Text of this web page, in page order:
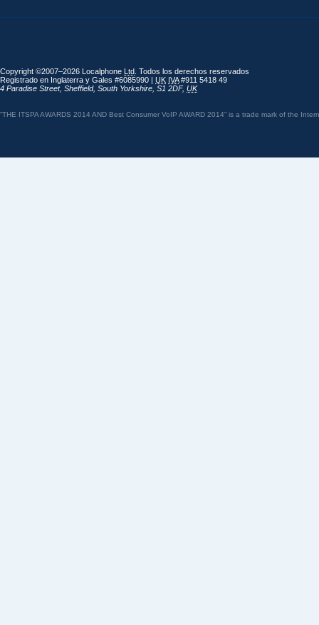
Copyright ©2007–2026 Localphone Ltd . Todos los derechos reservados
Registrado en Inglaterra y Gales #6085990 | UK IVA#911 5418 49
4 Paradise Street, Sheffield, South Yorkshire S1 2DF, UK
“THE ITSPA AWARDS 2014 AND Best Consumer VoIP AWARD 2014” is a trade mark of the